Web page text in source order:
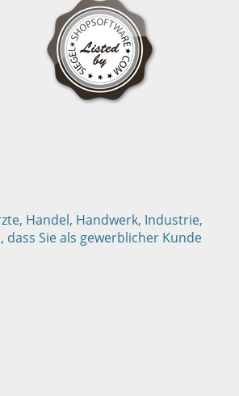
Handel, Handwerk, Industrie,
Sie als gewerblicher Kunde